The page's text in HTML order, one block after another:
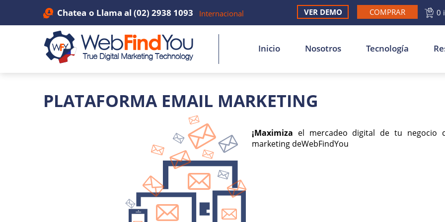
Chatea o Llama al (02) 2938 1093 Internacional 0
COMPRAR
VER DEMO
Inicio Nosotros Tecnología
PLATAFORMA EMAIL MARKETING
¡Maximiza el mercadeo digital de tu negocio
marketing deWebFindYou